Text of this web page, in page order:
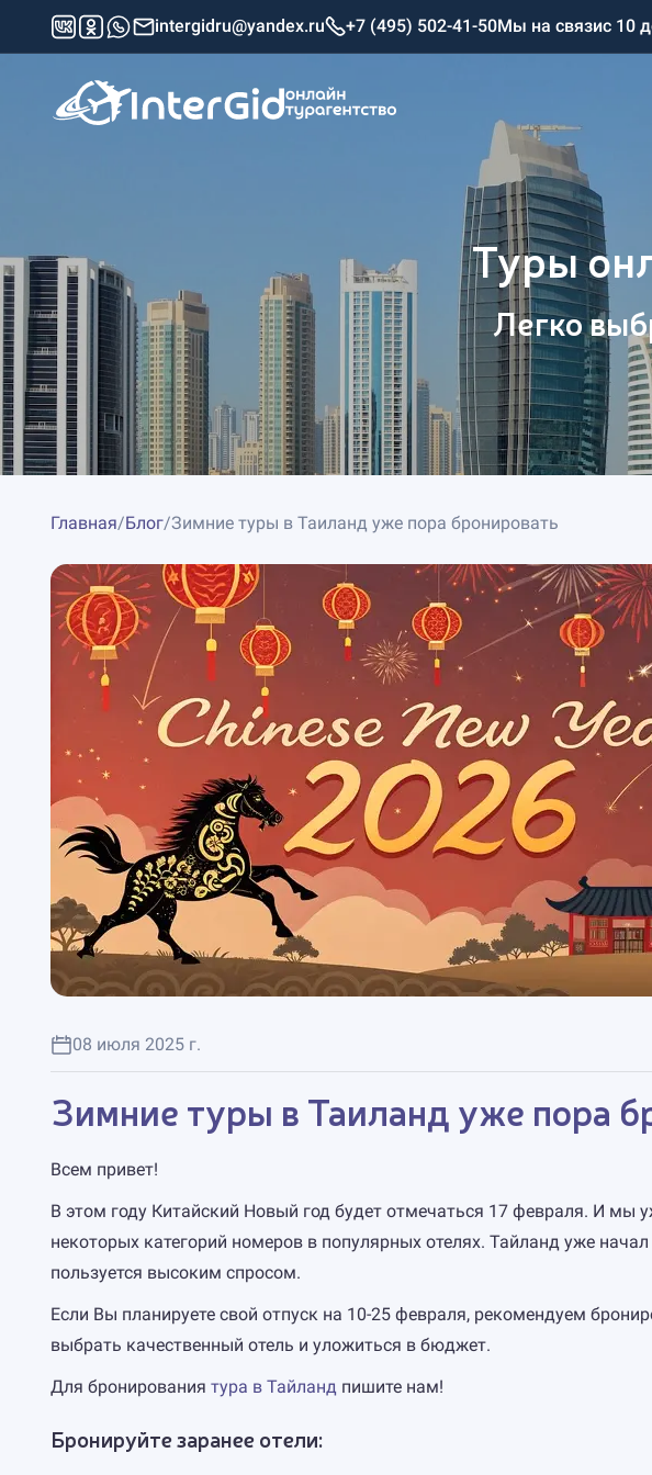
intergidru@yandex.ru +7 (495) 502-41-50Мы на связис 10
Туры
Легко
Главная/Блог/Зимние туры в Таиланд уже пора бронировать
08 июля 2025 г.
Зимние туры в Таиланд уже пора
Всем привет!
В этом году Китайский Новый год будет отмечаться 17 февраля. И мы
некоторых категорий номеров в популярных отелях. Тайланд уже
пользуется высоким спросом.
Если Вы планируете свой отпуск на 10-25 февраля, рекомендуем
выбрать качественный отель и уложиться в бюджет.
Для бронирования тура в Тайландпишите нам!
Бронируйте заранее отели: